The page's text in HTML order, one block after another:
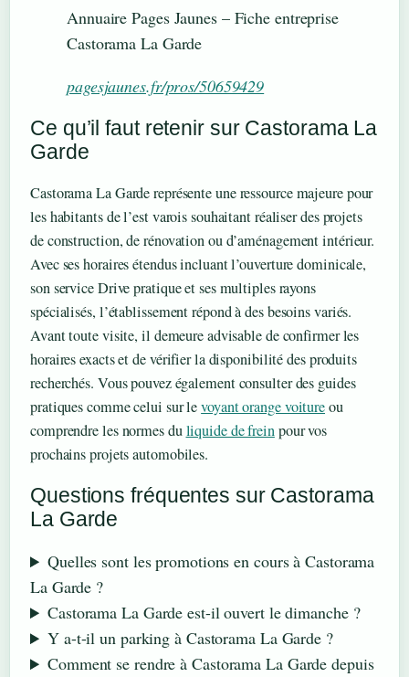
Annuaire Pages Jaunes – Fiche entreprise
Castorama La Garde
pagesjaunes.fr/pros/50659429
Ce qu’il faut retenir sur Castorama La
Garde
Castorama La Garde représente une ressource majeure pour
les habitants de l’est varois souhaitant réaliser des projets
de construction, de rénovation ou d’aménagement intérieur.
Avec ses horaires étendus incluant l’ouverture dominicale,
son service Drive pratique et ses multiples rayons
spécialisés, l’établissement répond à des besoins variés.
Avant toute visite, il demeure advisable de confirmer les
horaires exacts et de vérifier la disponibilité des produits
recherchés. Vous pouvez également consulter des guides
pratiques comme celui sur levoyant orange voitureou
comprendre les normes duliquide de freinpour vos
prochains projets automobiles.
Questions fréquentes sur Castorama
La Garde
Quelles sont les promotions en cours à Castorama
La Garde ?
Castorama La Garde est-il ouvert le dimanche ?
Y a-t-il un parking à Castorama La Garde ?
Comment se rendre à Castorama La Garde depuis